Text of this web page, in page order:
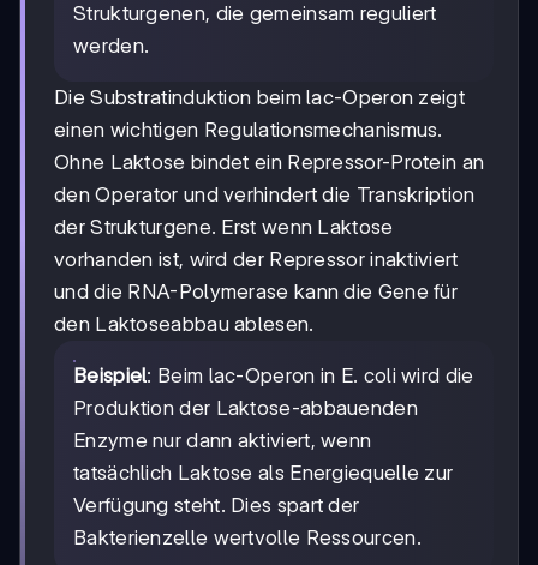
Strukturgenen, die gemeinsam reguliert
werden.
Die Substratinduktion beim lac-Operon zeigt
einen wichtigen Regulationsmechanismus.
Ohne Laktose bindet ein Repressor-Protein an
den Operator und verhindert die Transkription
der Strukturgene. Erst wenn Laktose
vorhanden ist, wird der Repressor inaktiviert
und die RNA-Polymerase kann die Gene für
den Laktoseabbau ablesen.
Beispiel: Beim lac-Operon in E. coli wird die
Produktion der Laktose-abbauenden
Enzyme nur dann aktiviert, wenn
tatsächlich Laktose als Energiequelle zur
Verfügung steht. Dies spart der
Bakterienzelle wertvolle Ressourcen.